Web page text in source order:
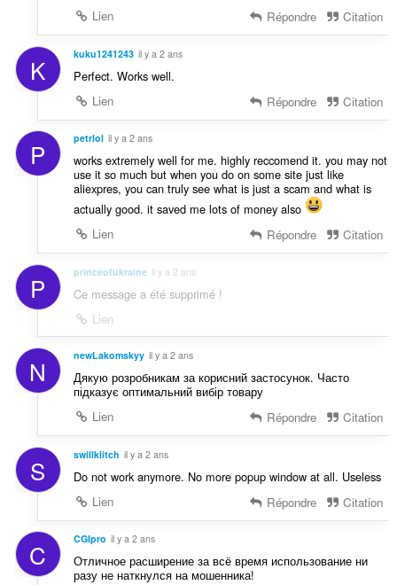
Lien
Répondre Citation
K kuku1241243 il y a 2 ans
Perfect. Works well.
Lien
Répondre Citation
P petrlol il y a 2 ans
works extremely well for me. highly reccomend it. you may not
use it so much but when you do on some site just like
aliexpres, you can truly see what is just a scam and what is
actually good. it saved me lots of money also
Lien
Répondre Citation
P princeofukraine il y a 2 ans
Ce message a été supprimé !
Lien
N newLakomskyy il y a 2 ans
Дякую розробникам за корисний застосунок. Часто
підказує оптимальний вибір товару
Lien
Répondre Citation
S swillklitch il y a 2 ans
Do not work anymore. No more popup window at all. Useless
Lien
Répondre Citation
C CGIpro il y a 2 ans
Отличное расширение за всё время использование ни
разу не наткнулся на мошенника!